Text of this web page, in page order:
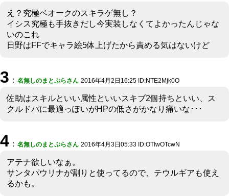
え？究極ベオークのスキラゲ無し？
イシス究極も手抜きだし今実装しなくてよかったんじゃな
いのこれ
日野はFFでキャラ絵5体上げたから責める気はないけど
3 ： 名無しのまとぷらさん 2016年4月2日16:25 ID:NTE2Mjk0O
佐助はスキルといい属性といいスキブ2個持ちといい、ス
クルドパに最適っぽいがHPの低さがかなり痛いな･･･
4 ： 名無しのまとぷらさん 2016年4月3日05:33 ID:OTIwOTcwN
アテナ欲しいなぁ。
サンタパウリナが割りと使ってるので、テウルギアも使え
るかも。